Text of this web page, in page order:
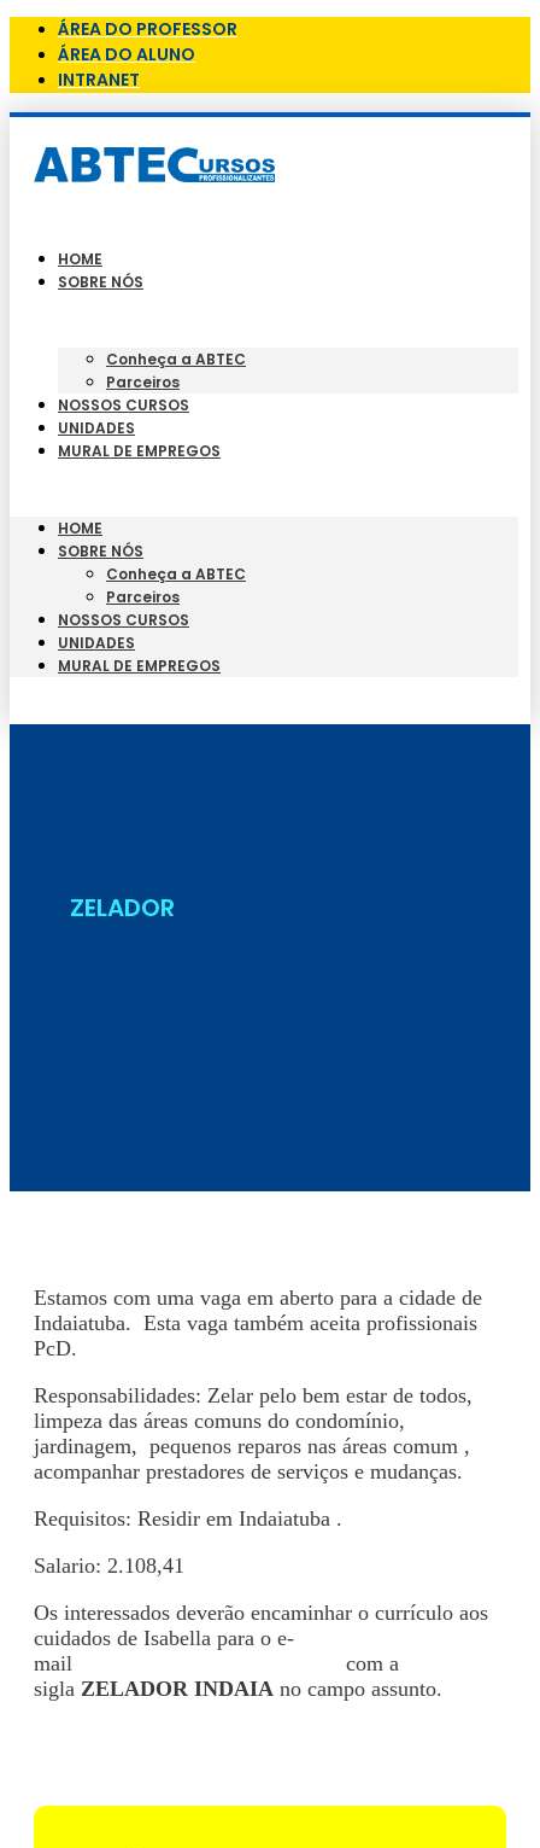
ÁREA DO PROFESSOR
ÁREA DO ALUNO
INTRANET
HOME
SOBRE NÓS
Conheça a ABTEC
Parceiros
NOSSOS CURSOS
UNIDADES
MURAL DE EMPREGOS
HOME
SOBRE NÓS
Conheça a ABTEC
Parceiros
NOSSOS CURSOS
UNIDADES
MURAL DE EMPREGOS
ZELADOR
Estamos com uma vaga em aberto para a cidade de
Indaiatuba. Esta vaga também aceita profissionais
PcD.
Responsabilidades: Zelar pelo bem estar de todos,
limpeza das áreas comuns do condomínio,
jardinagem, pequenos reparos nas áreas comum ,
acompanhar prestadores de serviços e mudanças.
Requisitos: Residir em Indaiatuba .
Salario: 2.108,41
Os interessados deverão encaminhar o currículo aos
cuidados de Isabella para o e-
mail
com a
sigla ZELADOR INDAIA no campo assunto.